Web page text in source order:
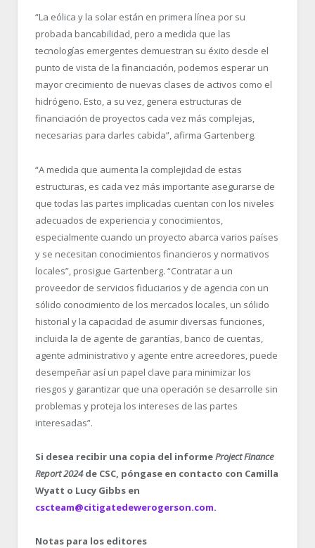
“La eólica y la solar están en primera línea por su
probada bancabilidad, pero a medida que las
tecnologías emergentes demuestran su éxito desde el
punto de vista de la financiación, podemos esperar un
mayor crecimiento de nuevas clases de activos como el
hidrógeno. Esto, a su vez, genera estructuras de
financiación de proyectos cada vez más complejas,
necesarias para darles cabida”, afirma Gartenberg.
“A medida que aumenta la complejidad de estas
estructuras, es cada vez más importante asegurarse de
que todas las partes implicadas cuentan con los niveles
adecuados de experiencia y conocimientos,
especialmente cuando un proyecto abarca varios países
y se necesitan conocimientos financieros y normativos
locales”, prosigue Gartenberg. “Contratar a un
proveedor de servicios fiduciarios y de agencia con un
sólido conocimiento de los mercados locales, un sólido
historial y la capacidad de asumir diversas funciones,
incluida la de agente de garantías, banco de cuentas,
agente administrativo y agente entre acreedores, puede
desempeñar así un papel clave para minimizar los
riesgos y garantizar que una operación se desarrolle sin
problemas y proteja los intereses de las partes
interesadas”.
Si desea recibir una copia del informeProject Finance
Report 2024de CSC, póngase en contacto con Camilla
Wyatt o Lucy Gibbs en
cscteam@citigatedewerogerson.com.
Notas para los editores